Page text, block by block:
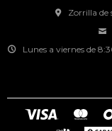
Zorrilla de
Lunes a viernes de